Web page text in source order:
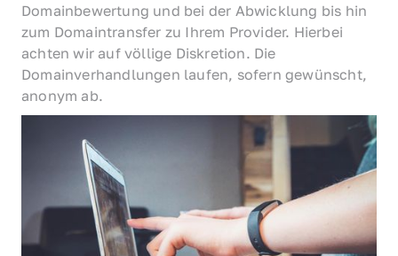
Domainbewertung und bei der Abwicklung bis hin
zum Domaintransfer zu Ihrem Provider. Hierbei
achten wir auf völlige Diskretion. Die
Domainverhandlungen laufen, sofern gewünscht,
anonym ab.